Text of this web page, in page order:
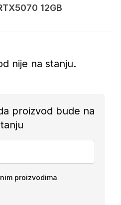
12GB
nije na stanju.
proizvod bude na
proizvodima